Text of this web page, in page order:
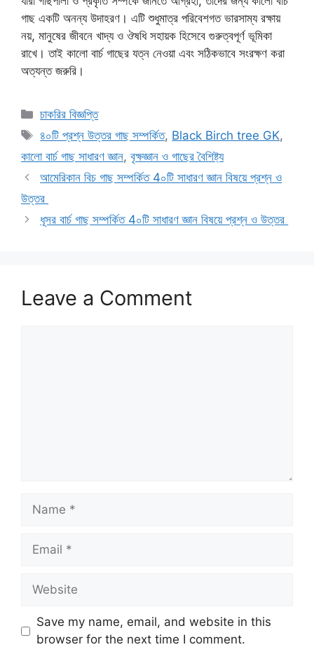
গাছ একটি অনন্য উদাহরণ। এটি শুধুমাত্র পরিবেশগত ভারসাম্য রক্ষায়
নয়, মানুষের জীবনে খাদ্য ও ঔষধি সহায়ক হিসেবে গুরুত্বপূর্ণ ভূমিকা
রাখে। তাই কালো বার্চ গাছের যত্ন নেওয়া এবং সঠিকভাবে সংরক্ষণ করা
অত্যন্ত জরুরি।
Categories
চাকরির বিজ্ঞপ্তি
Tags
৪০টি প্রশ্ন উত্তর গাছ সম্পর্কিত, Black Birch tree GK,
কালো বার্চ গাছ সাধারণ জ্ঞান, বৃক্ষজ্ঞান ও গাছের বৈশিষ্ট্য
আমেরিকান বিচ গাছ সম্পর্কিত 4০টি সাধারণ জ্ঞান বিষয়ে প্রশ্ন ও
উত্তর
ধূসর বার্চ গাছ সম্পর্কিত 4০টি সাধারণ জ্ঞান বিষয়ে প্রশ্ন ও উত্তর
Leave a Comment
Name
Email
Website
Save my name, email, and website in this
browser for the next time I comment.